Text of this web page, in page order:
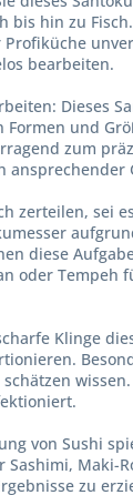
bis hin zu
bearbeiten.
Dieses
und
zum
zerteilen, sei
diese
oder Tempeh
Klinge
von Sushi
Maki-
zu